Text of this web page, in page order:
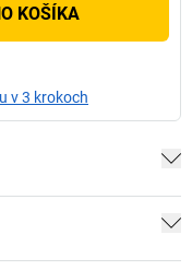
KOŠÍKA
v 3 krokoch